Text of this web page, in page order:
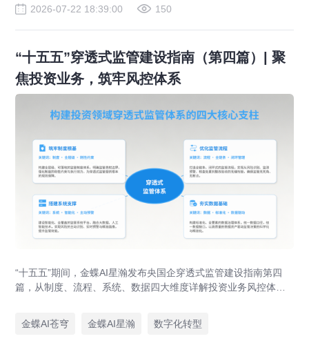
2026-07-22 18:39:00 150
“十五五”穿透式监管建设指南（第四篇）| 聚
焦投资业务，筑牢风控体系
“十五五”期间，金蝶AI星瀚发布央国企穿透式监管建设指南第四
篇，从制度、流程、系统、数据四大维度详解投资业务风控体系
金蝶AI苍穹
金蝶AI星瀚 数字化转型